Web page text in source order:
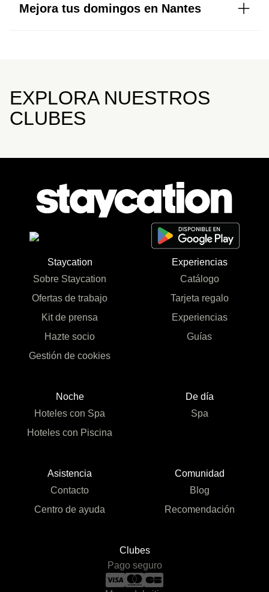
Mejora tus domingos en Nantes
EXPLORA NUESTROS
CLUBES
Staycation
Sobre Staycation
Ofertas de trabajo
Kit de prensa
Hazte socio
Gestión de cookies
Experiencias
Catálogo
Tarjeta regalo
Experiencias
Guías
Noche
Hoteles con Spa
Hoteles con Piscina
De día
Spa
Asistencia
Contacto
Centro de ayuda
Comunidad
Blog
Recomendación
Clubes
Pago seguro